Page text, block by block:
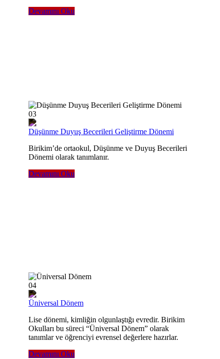
Devamını Oku
03
Düşünme Duyuş Becerileri Geliştirme Dönemi
Birikim’de ortaokul, Düşünme ve Duyuş Becerileri
Dönemi olarak tanımlanır.
Devamını Oku
04
Üniversal Dönem
Lise dönemi, kimliğin olgunlaştığı evredir. Birikim
Okulları bu süreci “Üniversal Dönem” olarak
tanımlar ve öğrenciyi evrensel değerlere hazırlar.
Devamını Oku